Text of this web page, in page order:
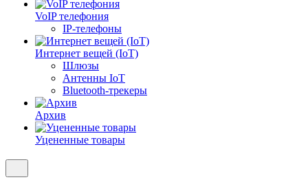
VoIP телефония
IP-телефоны
Интернет вещей (IoT)
Шлюзы
Антенны IoT
Bluetooth-трекеры
Архив
Уцененные товары